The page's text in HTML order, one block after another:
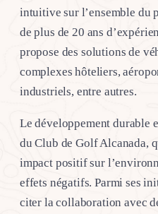
intuitive sur l’ensemble du
de plus de 20 ans
propose des solutions de
complexes hôteliers,
industriels, entre autres.
Le développement durable
du Club de Golf Alcanada,
impact positif sur
effets négatifs. Parmi ses
citer la collaboration avec